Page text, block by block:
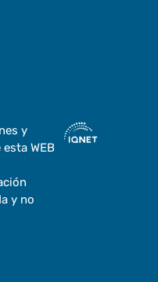
y
WEB
y no